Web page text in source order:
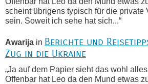
scheint übrigens typisch für die private
sein. Soweit ich sehe hat sich...“
Awarija in Berichte und
Zug in die Ukraine
„Ja auf dem Papier sieht das wohl
Offenbar hat Leo da den Mund etwas